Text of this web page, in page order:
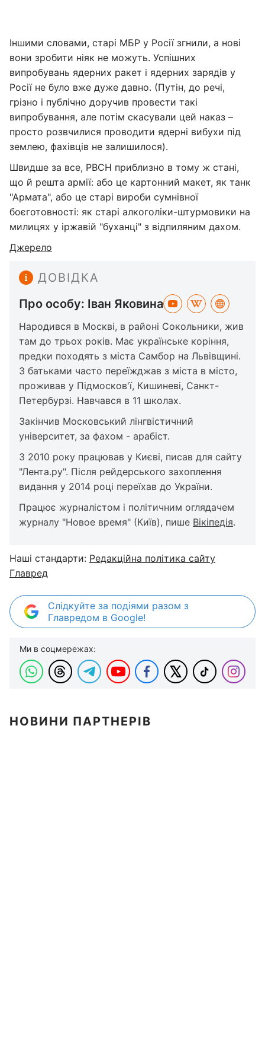
Іншими словами, старі МБР у Росії згнили, а нові
вони зробити ніяк не можуть. Успішних
випробувань ядерних ракет і ядерних зарядів у
Росії не було вже дуже давно. (Путін, до речі,
грізно і публічно доручив провести такі
випробування, але потім скасували цей наказ –
просто розвчилися проводити ядерні вибухи під
землею, фахівців не залишилося).
Швидше за все, РВСН приблизно в тому ж стані,
що й решта армії: або це картонний макет, як танк
"Армата", або це старі вироби сумнівної
боєготовності: як старі алкоголіки-штурмовики на
милицях у іржавій "буханці" з відпиляним дахом.
Джерело
ДОВІДКА
Про особу: Іван Яковина
Народився в Москві, в районі Сокольники, жив
там до трьох років. Має українське коріння,
предки походять з міста Самбор на Львівщині.
З батьками часто переїжджав з міста в місто,
проживав у Підмосков'ї, Кишиневі, Санкт-
Петербурзі. Навчався в 11 школах.
Закінчив Московський лінгвістичний
університет, за фахом - арабіст.
З 2010 року працював у Києві, писав для сайту
"Лента.ру". Після рейдерського захоплення
видання у 2014 році переїхав до України.
Працює журналістом і політичним оглядачем
журналу "Новое время" (Київ), пише Вікіпедія.
Наші стандарти: Редакційна політика сайту
Главред
Слідкуйте за подіями разом з
Главредом в Google!
Ми в соцмережах:
НОВИНИ ПАРТНЕРІВ